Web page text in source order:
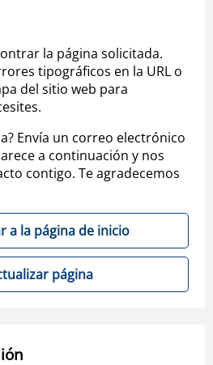
la página solicitada.
tipográficos en la URL o
del sitio web para
Envía un correo electrónico
a continuación y nos
contigo. Te agradecemos
a la página de inicio
página